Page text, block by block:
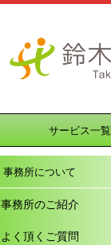
サービス一覧
事務所について
事務所のご紹介
よく頂くご質問